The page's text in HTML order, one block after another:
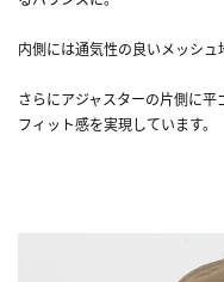
内側には通気性の良いメッシュ
さらにアジャスターの片側に
フィット感を実現しています。